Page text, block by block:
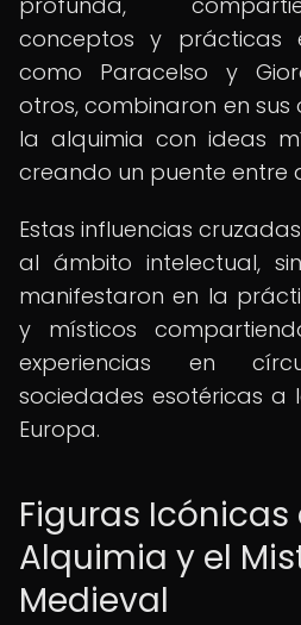
conceptos y prácticas
como Paracelso y
otros, combinaron en
la alquimia con ideas
creando un puente entre
Estas influencias
al ámbito intelectual,
manifestaron en la
y místicos
experiencias en
sociedades esotéricas
Europa.
Figuras Icónicas
Alquimia y el
Medieval